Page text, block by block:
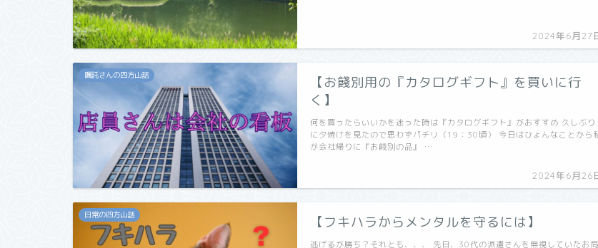
2024年6月27
嘱託さんの四方山話
【お餞別用の『カタログギフト』を買いに行
く】
2024年6月26
何を買ったらいいかを迷った時は『カタログギフト』がおすすめ 久しぶり
に夕焼けを見たので思わずパチリ（19：30頃） 今日はひょんなことから
が会社帰りに『お餞別の品』 …
日常の四方山話 【フキハラからメンタルを守るには】
逃げるが勝ち？それとも、、、 先日、30代の派遣さんを無視していたお局